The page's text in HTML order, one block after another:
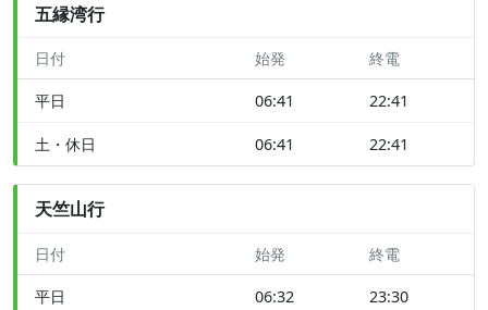
五縁湾行
日付 始発 終電
平日 06:41 22:41
土・休日 06:41 22:41
天竺山行
日付 始発 終電
平日 06:32 23:30